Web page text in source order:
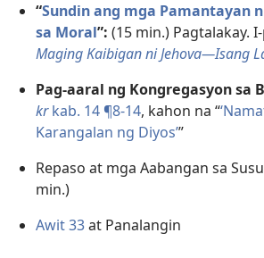
“Sundin ang mga Pamantayan
sa Moral”: (15 min.) Pagtalakay.
Maging Kaibigan ni Jehova—Isang
Pag-aaral ng Kongregasyon sa
krkab. 14 ¶8-14, kahon na “
Karangalan ng Diyosʼ”
Repaso at mga Aabangan sa
min.)
Awit 33at Panalangin